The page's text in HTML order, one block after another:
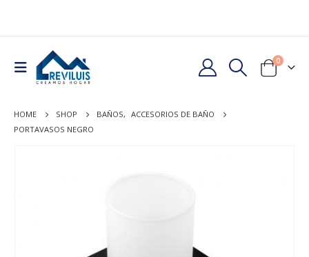
0
HOME SHOP BAÑOS, ACCESORIOS DE BAÑO
PORTAVASOS NEGRO